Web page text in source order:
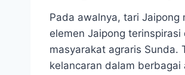
Pada awalnya, tari Jaipong
elemen Jaipong
masyarakat agraris Sunda.
kelancaran dalam berbagai